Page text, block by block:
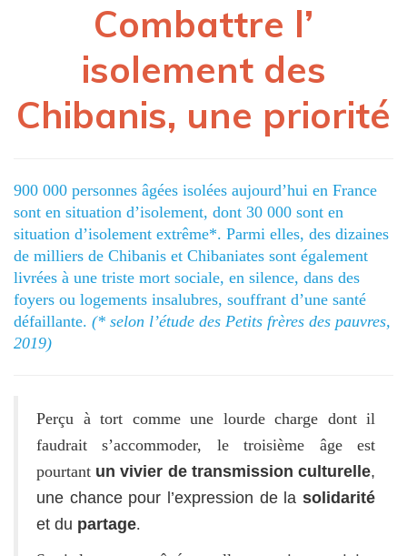
Combattre l’
isolement des
Chibanis, une priorité
900 000 personnes âgées isolées aujourd’hui en France
sont en situation d’isolement, dont 30 000 sont en
situation d’isolement extrême*. Parmi elles, des dizaines
de milliers de Chibanis et Chibaniates sont également
livrées à une triste mort sociale, en silence, dans des
foyers ou logements insalubres, souffrant d’une santé
défaillante. (* selon l’étude des Petits frères des pauvres,
2019)
Perçu à tort comme une lourde charge dont il
faudrait s’accommoder, le troisième âge est
pourtant un vivier de transmission culturelle,
une chance pour l’expression de la solidarité
et du partage.